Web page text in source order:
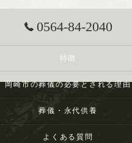
0564-84-2040
特徴
岡崎市の葬儀の必要とされる理由
葬儀・永代供養
よくある質問